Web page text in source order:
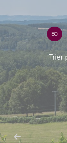
80
Trier